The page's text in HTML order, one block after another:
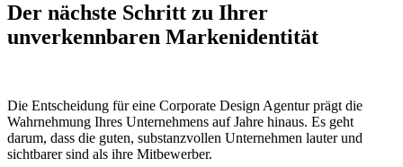
Der nächste Schritt zu Ihrer
unverkennbaren Markenidentität
Die Entscheidung für eine Corporate Design Agentur prägt die
Wahrnehmung Ihres Unternehmens auf Jahre hinaus. Es geht
darum, dass die guten, substanzvollen Unternehmen lauter und
sichtbarer sind als ihre Mitbewerber.